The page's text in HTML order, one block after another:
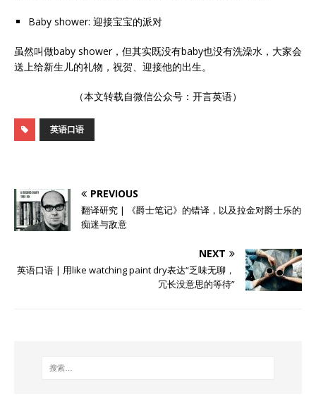
Baby shower: 迎接宝宝的派对
虽然叫做baby shower，但其实既没有baby也没有洗澡水，大家会
送上给新生儿的礼物，祝贺、迎接他的出生。
（本文转载自微信公众号：开言英语）
英语口语
PREVIOUS
翻译研究 | 《爵士笔记》的错译，以及拉金对爵士乐的
痴迷与敌意
NEXT
英语口语 | 用like watching paint dry表达“乏味无聊，
冗长没意思的等待”